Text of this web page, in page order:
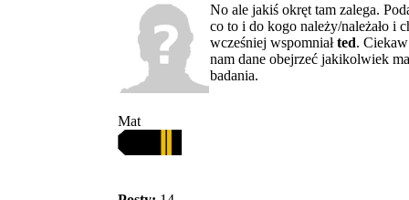
Mat
No ale jakiś okręt tam zalega.
co to i do kogo należy/należało i
wcześniej wspomniałted.
nam dane obejrzeć jakikolwiek
badania.